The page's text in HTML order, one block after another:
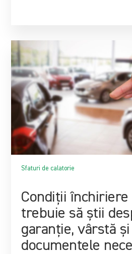
Sfaturi de calatorie
Condiții închiriere
trebuie să știi
garanție, vârstă și
documentele